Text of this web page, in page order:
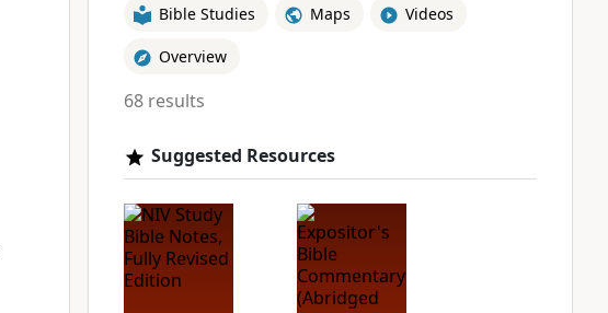
Bible Studies Maps Videos
Overview
68 results
Suggested Resources